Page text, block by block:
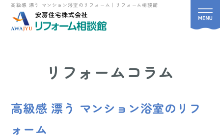
高級感 漂う マンション浴室のリフォーム｜リフォーム相談館
リフォームコラム
高級感 漂う マンション浴室のリフ
ォーム